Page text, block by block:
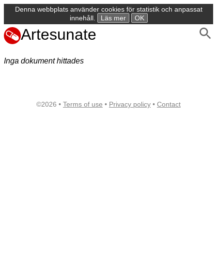
Denna webbplats använder cookies för statistik och anpassat
innehåll.
Läs mer OK
Artesunate
Inga dokument hittades
©2026 • Terms of use • Privacy policy • Contact